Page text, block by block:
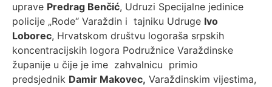
uprave Predrag Benčić, Udruzi Specijalne jedinice
policije „Rode“ Varaždin i tajniku Udruge Ivo
Loborec, Hrvatskom društvu logoraša srpskih
koncentracijskih logora Podružnice Varaždinske
županije u čije je ime zahvalnicu primio
predsjednik Damir Makovec, Varaždinskim vijestima,